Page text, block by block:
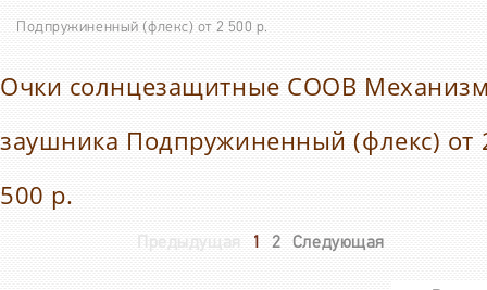
РАСПРОДАЖА
КОНТАКТЫ
МЕДИА
Подпружиненный (флекс) от 2 500 р.
Очки солнцезащитные COOB
заушника Подпружиненный (флекс) от
500 р.
Предыдущая 1 2 Следующая